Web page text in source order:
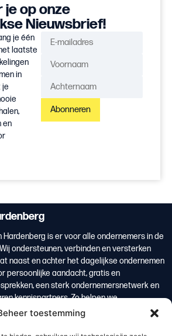
toestemming
je op onze
Nieuwsbrief!
je één
laatste
in
je
en
Abonneren
Hardenberg is er voor alle ondernemers in de
ondersteunen, verbinden en versterken
naast en achter het dagelijkse ondernemen
persoonlijke aandacht, gratis en
een sterk ondernemersnetwerk en
kennispartners. Zo helpen we
te krijgen, weloverwogen keuzes te maken